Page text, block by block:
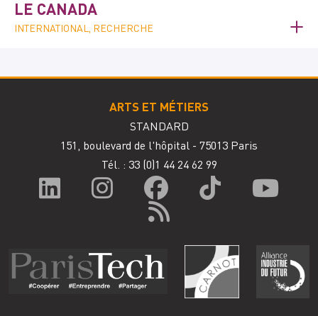
LE CANADA
INTERNATIONAL, RECHERCHE
ARTS ET MÉTIERS
STANDARD
151, boulevard de l'hôpital - 75013 Paris
Tél. : 33 (0)1 44 24 62 99